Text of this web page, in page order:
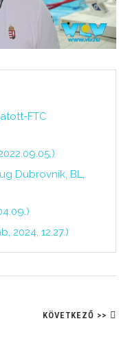
FTC
Dubrovnik, BL,
2024, 12.27.)
KÖVETKEZŐ >>